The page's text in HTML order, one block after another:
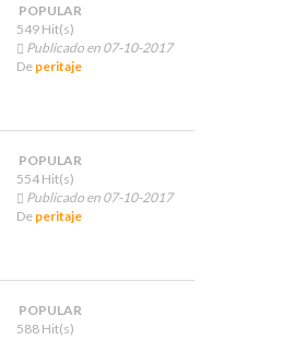
POPULAR
549 Hit(s)
Publicado en 07-10-2017
De peritaje
POPULAR
554 Hit(s)
Publicado en 07-10-2017
De peritaje
POPULAR
588 Hit(s)